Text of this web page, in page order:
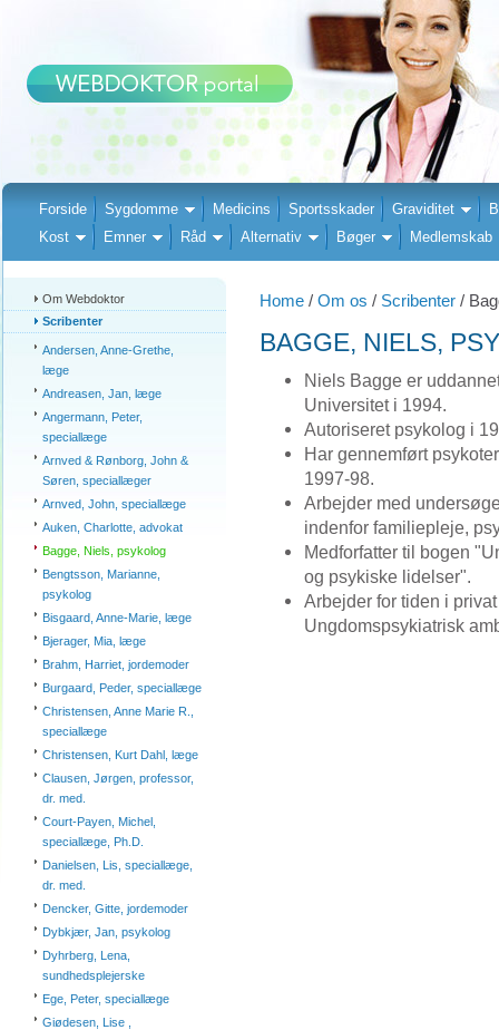
Forside Sygdomme Medicins Sportsskader Graviditet
Kost
Emner Råd Alternativ Bøger Medlemskab
Om Webdoktor
Scribenter
Andersen, Anne-Grethe,
læge
Andreasen, Jan, læge
Angermann, Peter,
speciallæge
Arnved & Rønborg, John &
Søren, speciallæger
Arnved, John, speciallæge
Auken, Charlotte, advokat
Bagge, Niels, psykolog
Bengtsson, Marianne,
psykolog
Bisgaard, Anne-Marie, læge
Bjerager, Mia, læge
Brahm, Harriet, jordemoder
Burgaard, Peder, speciallæge
Christensen, Anne Marie R.,
speciallæge
Christensen, Kurt Dahl, læge
Clausen, Jørgen, professor,
dr. med.
Court-Payen, Michel,
speciallæge, Ph.D.
Danielsen, Lis, speciallæge,
dr. med.
Dencker, Gitte, jordemoder
Dybkjær, Jan, psykolog
Dyhrberg, Lena,
sundhedsplejerske
Ege, Peter, speciallæge
Giødesen, Lise ,
Home / Om os / Scribenter /
BAGGE, NIELS,
Niels Bagge er
Universitet i 1994.
Autoriseret psykolog i
Har gennemført
1997-98.
Arbejder med
indenfor familiepleje,
Medforfatter til bogen
og psykiske lidelser".
Arbejder for tiden i
Ungdomspsykiatrisk